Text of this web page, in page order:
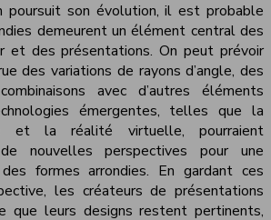
poursuit son évolution, il est probable
demeurent un élément central des
et des présentations. On peut prévoir
des variations de rayons d’angle, des
avec d’autres éléments
émergentes, telles que la
et la réalité virtuelle, pourraient
nouvelles perspectives pour une
formes arrondies. En gardant ces
les créateurs de présentations
que leurs designs restent pertinents,